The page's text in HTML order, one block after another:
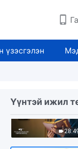
үзэсгэлэн
Үүнтэй ижил